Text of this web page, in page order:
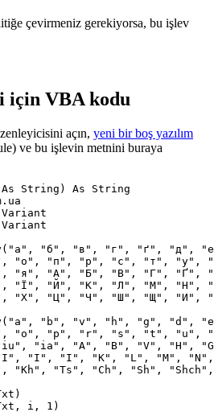
çevirmeniz gerekiyorsa, bu işlev
için VBA kodu
açın, yeni bir boş yazılım
) ve bu işlevin metnini buraya
String) As String
"б", "в", "г", "ґ", "д",
"о", "п", "р", "с", "т", "у",
"я", "А", "Б", "В", "Г", "Ґ",
"Ї", "Й", "К", "Л", "М", "Н",
"Х", "Ц", "Ч", "Ш", "Щ", "И",
"b", "v", "h", "g", "d",
"o", "p", "r", "s", "t", "u",
"ia", "A", "B", "V", "H",
"I", "I", "K", "L", "M",
"Kh", "Ts", "Ch", "Sh",
i, 1)